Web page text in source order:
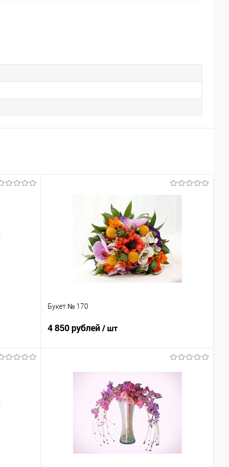
Букет № 170
4 850 рублей/ шт
Купить в 1 клик
Сравнение
В избранное
Под заказ